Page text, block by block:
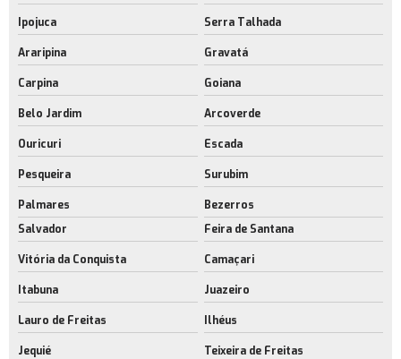
Ipojuca Serra Talhada
Araripina Gravatá
Carpina Goiana
Belo Jardim Arcoverde
Ouricuri Escada
Pesqueira Surubim
Palmares
Bezerros
Salvador
Feira de Santana
Vitória da Conquista Camaçari
Itabuna Juazeiro
Lauro de Freitas Ilhéus
Jequié Teixeira de Freitas